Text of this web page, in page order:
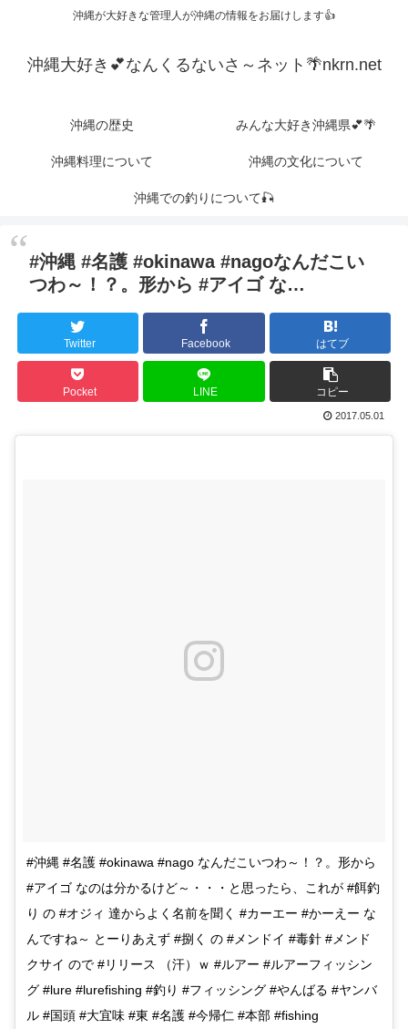
沖縄が大好きな管理人が沖縄の情報をお届けします👍
沖縄大好き💕なんくるないさ～ネット🌴nkrn.net
沖縄の歴史 みんな大好き沖縄県💕🌴
沖縄料理について 沖縄の文化について
沖縄での釣りについて🎣
#沖縄 #名護 #okinawa #nagoなんだこい
つわ～！？。形から #アイゴ な…
Twitter Facebook はてブ
Pocket LINE コピー
2017.05.01
#沖縄 #名護 #okinawa #nago なんだこいつわ～！？。形から
#アイゴ なのは分かるけど～・・・と思ったら、これが #餌釣
り の #オジィ 達からよく名前を聞く #カーエー #かーえー な
んですね～ とーりあえず #捌く の #メンドイ #毒針 #メンド
クサイ ので #リリース （汗）ｗ #ルアー #ルアーフィッシン
グ #lure #lurefishing #釣り #フィッシング #やんばる #ヤンバ
ル #国頭 #大宜味 #東 #名護 #今帰仁 #本部 #fishing